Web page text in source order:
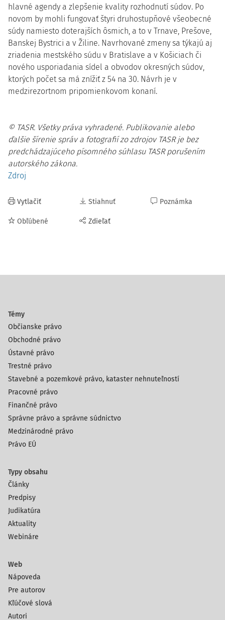
hlavné agendy a zlepšenie kvality rozhodnutí súdov. Po
novom by mohli fungovať štyri druhostupňové všeobecné
súdy namiesto doterajších ôsmich, a to v Trnave, Prešove,
Banskej Bystrici a v Žiline. Navrhované zmeny sa týkajú aj
zriadenia mestského súdu v Bratislave a v Košiciach či
nového usporiadania sídel a obvodov okresných súdov,
ktorých počet sa má znížiť z 54 na 30. Návrh je v
medzirezortnom pripomienkovom konaní.
© TASR. Všetky práva vyhradené. Publikovanie alebo
ďalšie šírenie správ a fotografií zo zdrojov TASR je bez
predchádzajúceho písomného súhlasu TASR porušením
autorského zákona.
Zdroj
Vytlačiť
Obľúbené
Stiahnuť
Zdieľať
Poznámka
Témy
Občianske právo
Obchodné právo
Ústavné právo
Trestné právo
Stavebné a pozemkové právo, kataster nehnuteľností
Pracovné právo
Finančné právo
Správne právo a správne súdnictvo
Medzinárodné právo
Právo EÚ
Typy obsahu
Články
Predpisy
Judikatúra
Aktuality
Webináre
Web
Nápoveda
Pre autorov
Kľúčové slová
Autori